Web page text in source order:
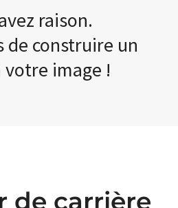
raison.
de construire un
votre image !
de carrière